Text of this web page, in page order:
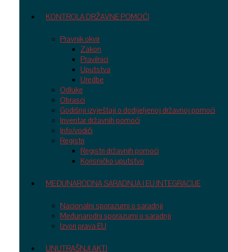
KONTROLA DRŽAVNE POMOĆI
Pravnik okvir
Zakon
Pravilnici
Uputstva
Uredbe
Odluke
Obrasci
Godišnji izvještaji o dodijeljenoj državnoj pomoći
Inventar državnih pomoći
Info/vodiči
Registri
Registri državnih pomoći
Korisničko uputstvo
MEĐUNARODNA SARADNJA I EU INTEGRACIJE
Nacionalni sporazumi o saradnji
Međunarodni sporazumi o saradnji
Izvori prava EU
UNUTRAŠNJI AKTI